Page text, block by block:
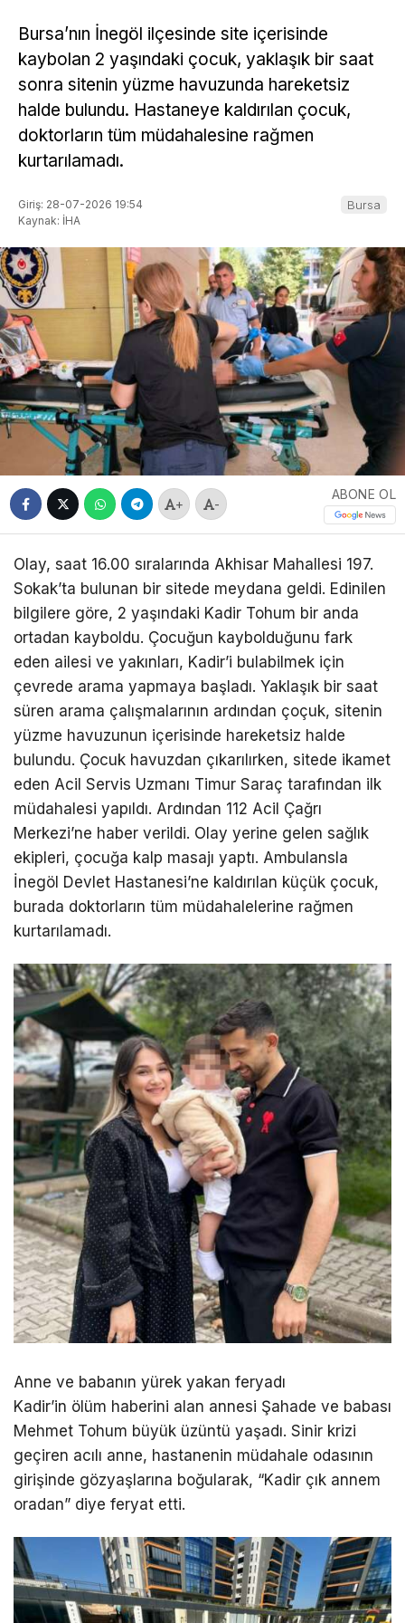
Bursa’nın İnegöl ilçesinde site içerisinde
kaybolan 2 yaşındaki çocuk, yaklaşık bir saat
sonra sitenin yüzme havuzunda hareketsiz
halde bulundu. Hastaneye kaldırılan çocuk,
doktorların tüm müdahalesine rağmen
kurtarılamadı.
Giriş: 28-07-2026 19:54
Kaynak: İHA
Bursa
+ -
ABONE OL
Olay, saat 16.00 sıralarında Akhisar Mahallesi 197.
Sokak’ta bulunan bir sitede meydana geldi. Edinilen
bilgilere göre, 2 yaşındaki Kadir Tohum bir anda
ortadan kayboldu. Çocuğun kaybolduğunu fark
eden ailesi ve yakınları, Kadir’i bulabilmek için
çevrede arama yapmaya başladı. Yaklaşık bir saat
süren arama çalışmalarının ardından çoçuk, sitenin
yüzme havuzunun içerisinde hareketsiz halde
bulundu. Çocuk havuzdan çıkarılırken, sitede ikamet
eden Acil Servis Uzmanı Timur Saraç tarafından ilk
müdahalesi yapıldı. Ardından 112 Acil Çağrı
Merkezi’ne haber verildi. Olay yerine gelen sağlık
ekipleri, çocuğa kalp masajı yaptı. Ambulansla
İnegöl Devlet Hastanesi’ne kaldırılan küçük çocuk,
burada doktorların tüm müdahalelerine rağmen
kurtarılamadı.
Anne ve babanın yürek yakan feryadı
Kadir’in ölüm haberini alan annesi Şahade ve babası
Mehmet Tohum büyük üzüntü yaşadı. Sinir krizi
geçiren acılı anne, hastanenin müdahale odasının
girişinde gözyaşlarına boğularak, “Kadir çık annem
oradan” diye feryat etti.